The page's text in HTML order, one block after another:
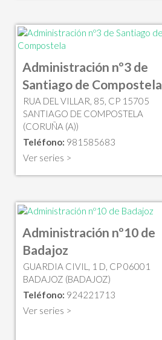
Administración nº3 de
Santiago de Compostela
RUA DEL VILLAR, 85, CP 15705
SANTIAGO DE COMPOSTELA
(CORUÑA (A))
Teléfono: 981585683
Ver series >
Administración nº10 de
Badajoz
GUARDIA CIVIL, 1 D, CP 06001
BADAJOZ (BADAJOZ)
Teléfono: 924221713
Ver series >